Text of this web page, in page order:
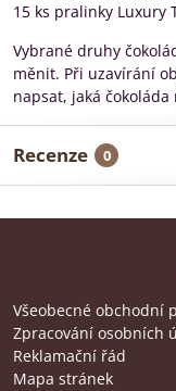
15 ks pralinky Luxury
Vybrané druhy
měnit. Při uzavírání
napsat, jaká
Recenze 0
Všeobecné obchodní
Zpracování osobních
Reklamační řád
Mapa stránek